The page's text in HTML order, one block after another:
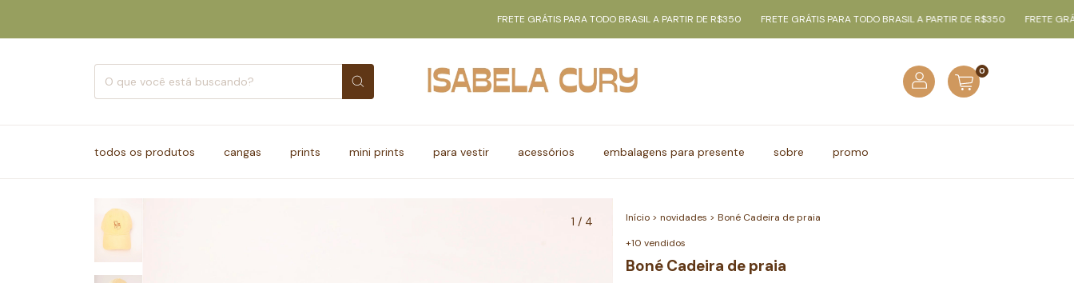
FRETE GRÁTIS PARA TODO BRASIL A PARTIR DE R$350 FRETE GRÁTIS PARA TODO BRASIL A PARTIR DE R$350 FRETE GRÁTIS
0
todos os produtos cangas prints mini prints para vestir acessórios embalagens para presente sobre promo
1 / 4 Início > novidades > Boné Cadeira de praia
+10 vendidos
Boné Cadeira de praia